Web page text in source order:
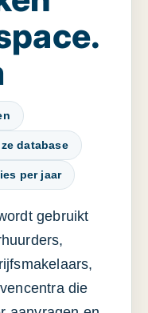
database
per jaar
gebruikt
die